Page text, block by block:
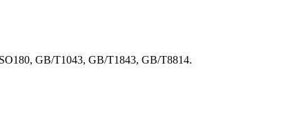
GB/T1043, GB/T1843, GB/T8814.